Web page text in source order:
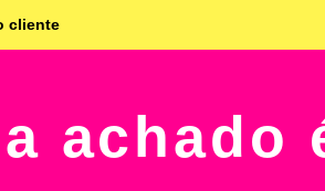
cliente
achado